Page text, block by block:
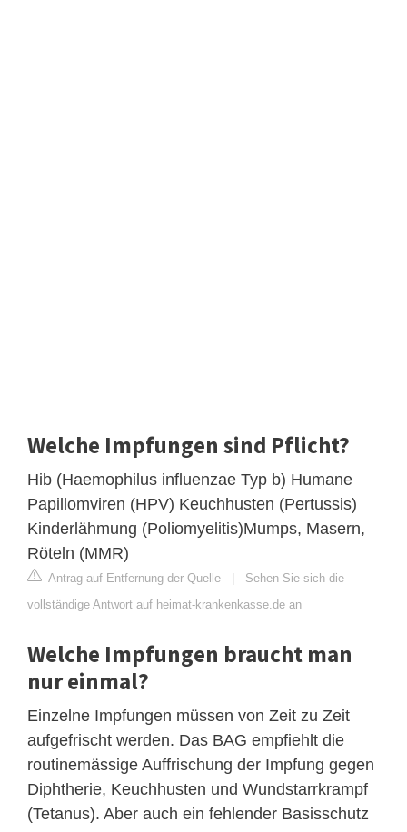
Welche Impfungen sind Pflicht?
Hib (Haemophilus influenzae Typ b) Humane
Papillomviren (HPV) Keuchhusten (Pertussis)
Kinderlähmung (Poliomyelitis)Mumps, Masern,
Röteln (MMR)
Antrag auf Entfernung der Quelle | Sehen Sie sich die
vollständige Antwort auf heimat-krankenkasse.de an
Welche Impfungen braucht man
nur einmal?
Einzelne Impfungen müssen von Zeit zu Zeit
aufgefrischt werden. Das BAG empfiehlt die
routinemässige Auffrischung der Impfung gegen
Diphtherie, Keuchhusten und Wundstarrkrampf
(Tetanus). Aber auch ein fehlender Basisschutz